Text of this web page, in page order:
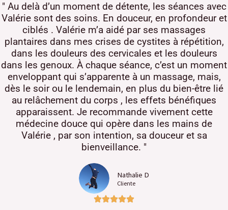
" Au delà d’un moment de détente, les séances avec
Valérie sont des soins. En douceur, en profondeur et
ciblés . Valérie m’a aidé par ses massages
plantaires dans mes crises de cystites à répétition,
dans les douleurs des cervicales et les douleurs
dans les genoux. À chaque séance, c’est un moment
enveloppant qui s’apparente à un massage, mais,
dès le soir ou le lendemain, en plus du bien-être lié
au relâchement du corps , les effets bénéfiques
apparaissent. Je recommande vivement cette
médecine douce qui opère dans les mains de
Valérie , par son intention, sa douceur et sa
bienveillance. "
Nathalie D
Cliente